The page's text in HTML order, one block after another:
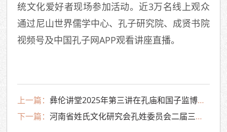
统文化爱好者现场参加活动。近3万名线上观众
通过尼山世界儒学中心、孔子研究院、成贤书院
视频号及中国孔子网APP观看讲座直播。
上一篇：彝伦讲堂2025年第三讲在孔庙和国子监博物馆彝伦堂举行｜白奚教授主讲：战国百家争鸣时期的儒家
下一篇：河南省姓氏文化研究会孔姓委员会二届三次会议在开封隆重召开